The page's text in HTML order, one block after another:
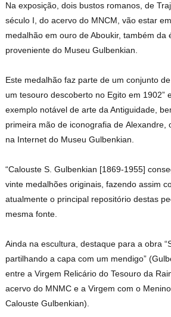
Na exposição, dois bustos romanos, de
século I, do acervo do MNCM, vão estar
medalhão em ouro de Aboukir, também da
proveniente do Museu Gulbenkian.
Este medalhão faz parte de um conjunto
um tesouro descoberto no Egito em 1902”
exemplo notável de arte da Antiguidade,
primeira mão de iconografia de Alexandre,
na Internet do Museu Gulbenkian.
“Calouste S. Gulbenkian [1869-1955]
vinte medalhões originais, fazendo assim
atualmente o principal repositório destas
mesma fonte.
Ainda na escultura, destaque para a obra
partilhando a capa com um mendigo”
entre a Virgem Relicário do Tesouro da
acervo do MNMC e a Virgem com o
Calouste Gulbenkian).